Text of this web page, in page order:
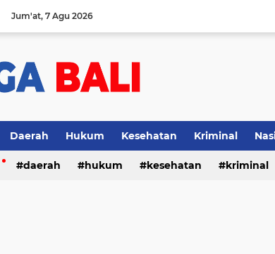
Jum'at 7 Agu 2026
Daerah Hukum Kesehatan Kriminal
daerah hukum kesehatan kriminal